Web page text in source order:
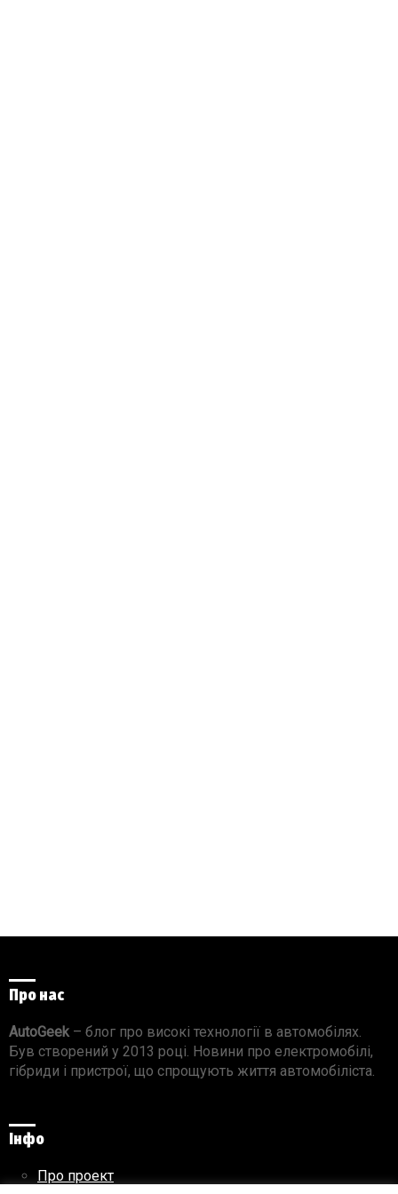
Про нас
AutoGeek – блог про високі технології в автомобілях.
Був створений у 2013 році. Новини про електромобілі,
гібриди і пристрої, що спрощують життя автомобіліста.
Інфо
Про проект